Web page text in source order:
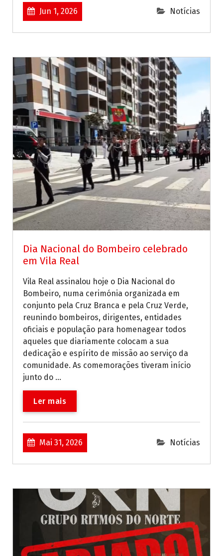
Jun 1, 2026 Notícias
Dia Nacional do Bombeiro celebrado
em Vila Real
Vila Real assinalou hoje o Dia Nacional do
Bombeiro, numa cerimónia organizada em
conjunto pela Cruz Branca e pela Cruz Verde,
reunindo bombeiros, dirigentes, entidades
oficiais e população para homenagear todos
aqueles que diariamente colocam a sua
dedicação e espírito de missão ao serviço da
comunidade. As comemorações tiveram início
junto do ...
Ler mais
Mai 31, 2026 Notícias